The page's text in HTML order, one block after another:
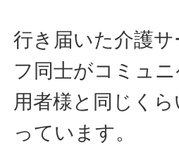
行き届いた介護
フ同士がコミュ
用者様と同じく
っています。